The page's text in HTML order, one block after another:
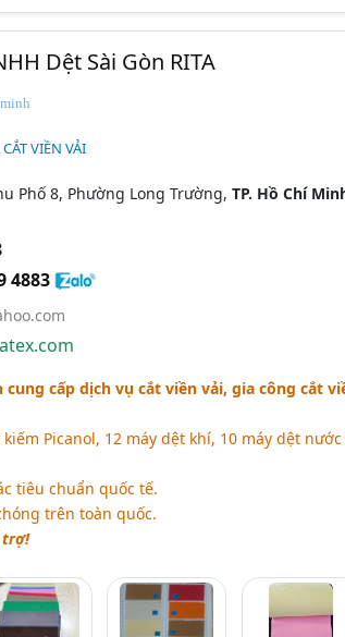
Dệt Sài Gòn RITA
VIỀN VẢI
Phố 8, Phường Long Trường, TP. Hồ Chí
4883
cung cấp dịch vụ cắt viền vải, gia công cắt
Picanol, 12 máy dệt khí, 10 máy dệt nước
tiêu chuẩn quốc tế.
trên toàn quốc.
trợ!